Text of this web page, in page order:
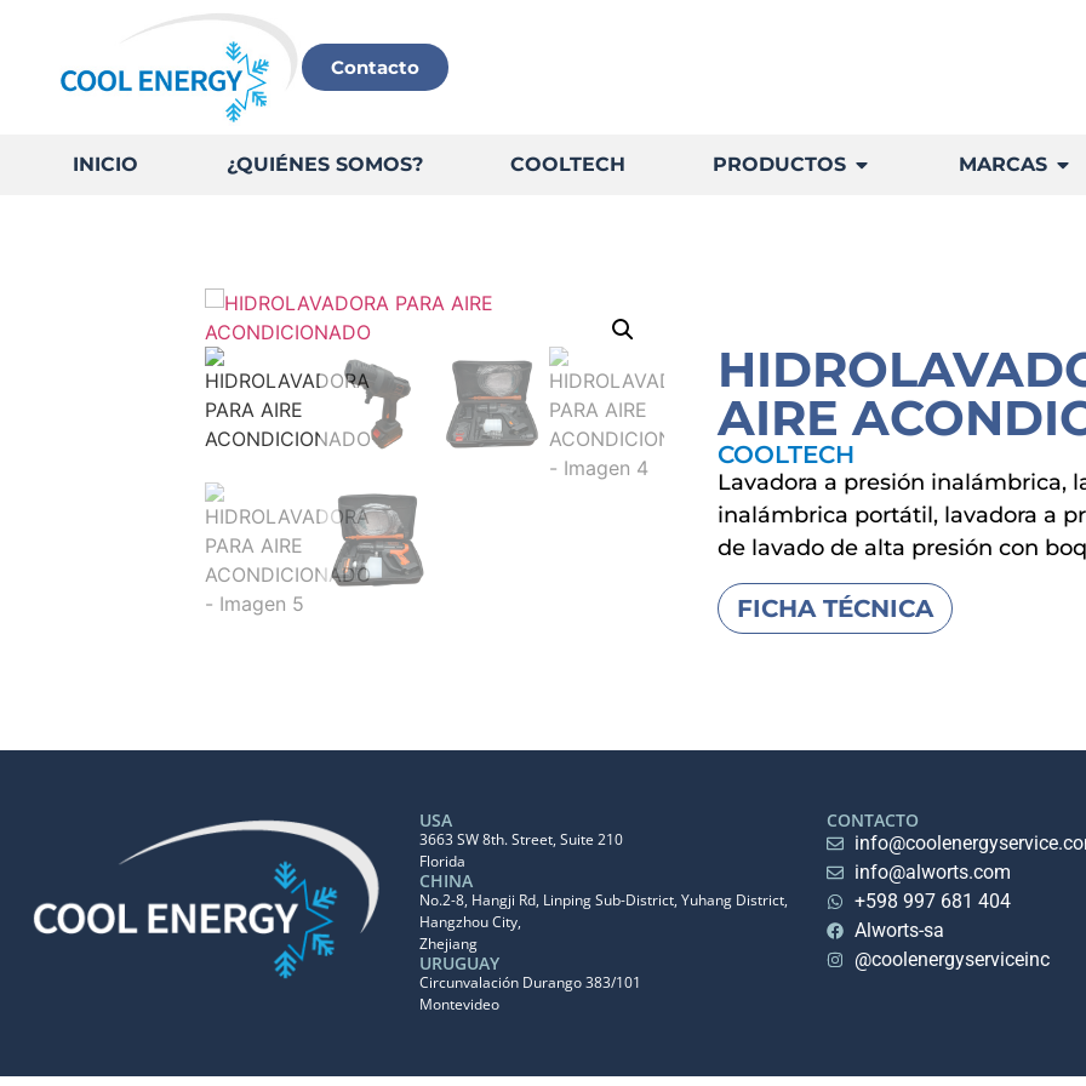
Contacto
INICIO ¿QUIÉNES SOMOS? COOLTECH PRODUCTOS MARCAS
AIRE
COOLTECH
Lavadora a presión inalámbrica,
inalámbrica portátil, lavadora a
de lavado de alta presión con
FICHA TÉCNICA
USA
3663 SW 8th. Street, Suite 210
Florida
CHINA
No.2-8, Hangji Rd, Linping Sub-District, Yuhang District,
Hangzhou City,
Zhejiang
URUGUAY
Circunvalación Durango 383/101
Montevideo
CONTACTO
info@alworts.com
+598 997 681 404
Alworts-sa
@coolenergyserviceinc